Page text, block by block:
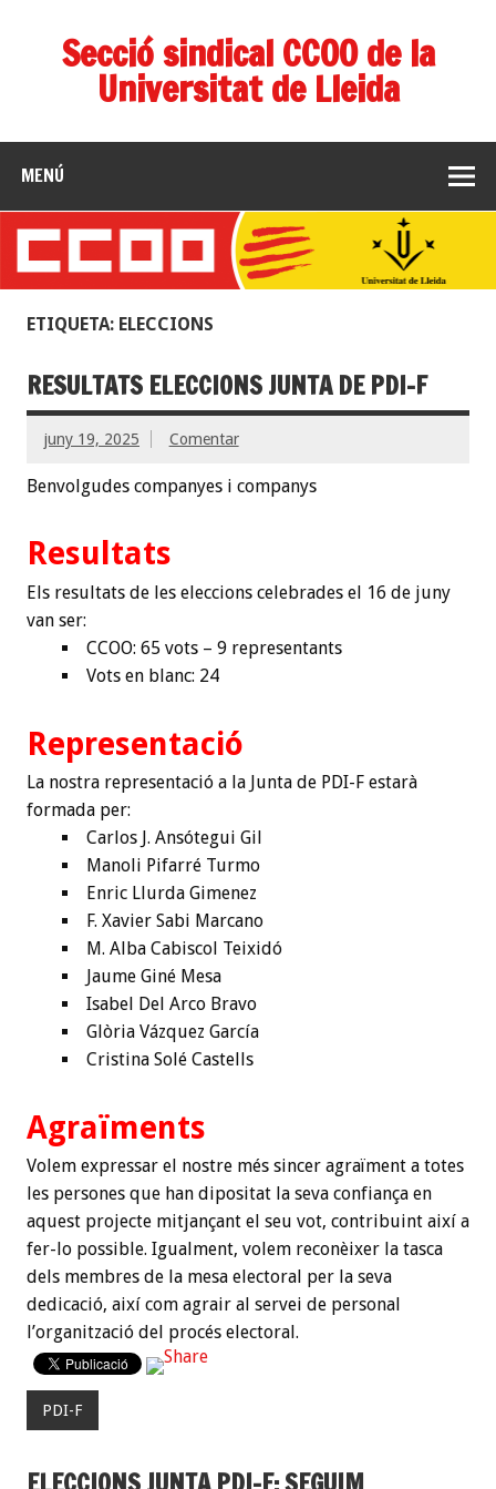
Secció sindical CCOO de la
Universitat de Lleida
MENÚ
ETIQUETA: ELECCIONS
RESULTATS ELECCIONS JUNTA DE PDI-F
juny 19, 2025 Comentar
Benvolgudes companyes i companys
Resultats
Els resultats de les eleccions celebrades el 16 de juny
van ser:
CCOO: 65 vots – 9 representants
Vots en blanc: 24
Representació
La nostra representació a la Junta de PDI-F estarà
formada per:
Carlos J. Ansótegui Gil
Manoli Pifarré Turmo
Enric Llurda Gimenez
F. Xavier Sabi Marcano
M. Alba Cabiscol Teixidó
Jaume Giné Mesa
Isabel Del Arco Bravo
Glòria Vázquez García
Cristina Solé Castells
Agraïments
Volem expressar el nostre més sincer agraïment a totes
les persones que han dipositat la seva confiança en
aquest projecte mitjançant el seu vot, contribuint així a
fer-lo possible. Igualment, volem reconèixer la tasca
dels membres de la mesa electoral per la seva
dedicació, així com agrair al servei de personal
l’organització del procés electoral.
PDI-F